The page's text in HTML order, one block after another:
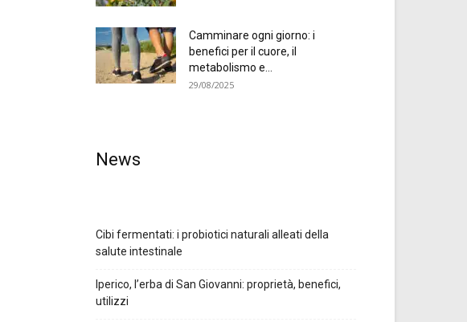
Camminare ogni giorno: i
benefici per il cuore, il
metabolismo e...
29/08/2025
News
Cibi fermentati: i probiotici naturali alleati della
salute intestinale
Iperico, l’erba di San Giovanni: proprietà, benefici,
utilizzi